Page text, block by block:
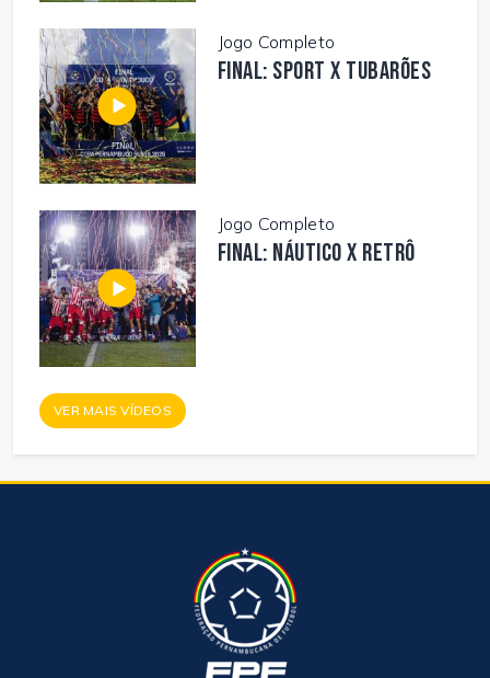
Jogo Completo
FINAL: SPORT X TUBARÕES
Jogo Completo
FINAL: NÁUTICO X RETRÔ
VER MAIS VÍDEOS